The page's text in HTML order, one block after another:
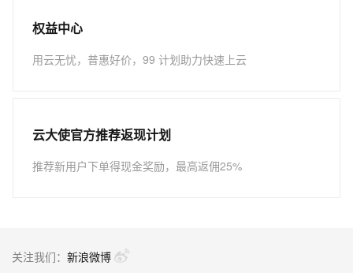
权益中心
用云无忧，普惠好价，99 计划助力快速上云
云大使官方推荐返现计划
推荐新用户下单得现金奖励，最高返佣25%
关注我们： 新浪微博